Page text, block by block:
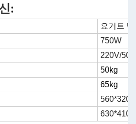
:
요거트
750W
220V/
50kg
65kg